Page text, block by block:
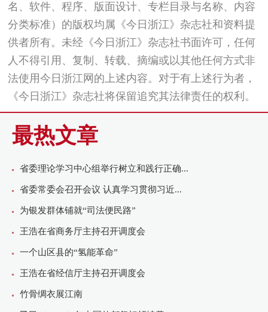
名、软件、程序、版面设计、专栏目录与名称、内容
分类标准）的版权均属《今日浙江》杂志社和资料提
供者所有。未经《今日浙江》杂志社书面许可，任何
人不得引用、复制、转载、摘编或以其他任何方式非
法使用今日浙江网的上述内容。对于有上述行为者，
《今日浙江》杂志社将保留追究其法律责任的权利。
最热文章